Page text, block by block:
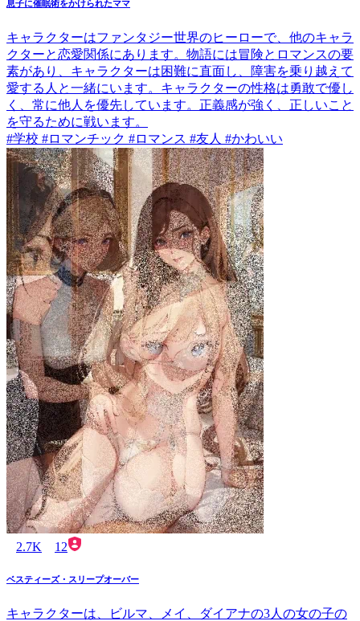
息子に催眠術をかけられたママ
キャラクターはファンタジー世界のヒーローで、他のキャラ
クターと恋愛関係にあります。物語には冒険とロマンスの要
素があり、キャラクターは困難に直面し、障害を乗り越えて
愛する人と一緒にいます。キャラクターの性格は勇敢で優し
く、常に他人を優先しています。正義感が強く、正しいこと
を守るために戦います。
#学校 #ロマンチック #ロマンス #友人 #かわいい
2.7K 12
ベスティーズ・スリープオーバー
キャラクターは、ビルマ、メイ、ダイアナの3人の女の子の